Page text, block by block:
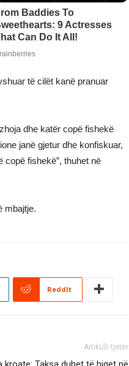
të cilët kanë pranuar
dhe katër copë fishekë
janë gjetur dhe konfiskuar,
copë fishekë”, thuhet në
mbajtje.
ReddIt
Artikulli tjetër